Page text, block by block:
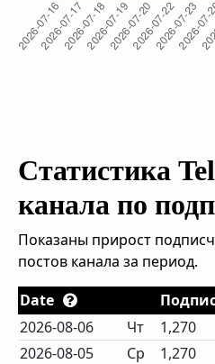
Статистика
канала по
Показаны прирост
постов канала за период.
Date
2026-08-06
Чт 1,270
2026-08-05
Ср 1,270